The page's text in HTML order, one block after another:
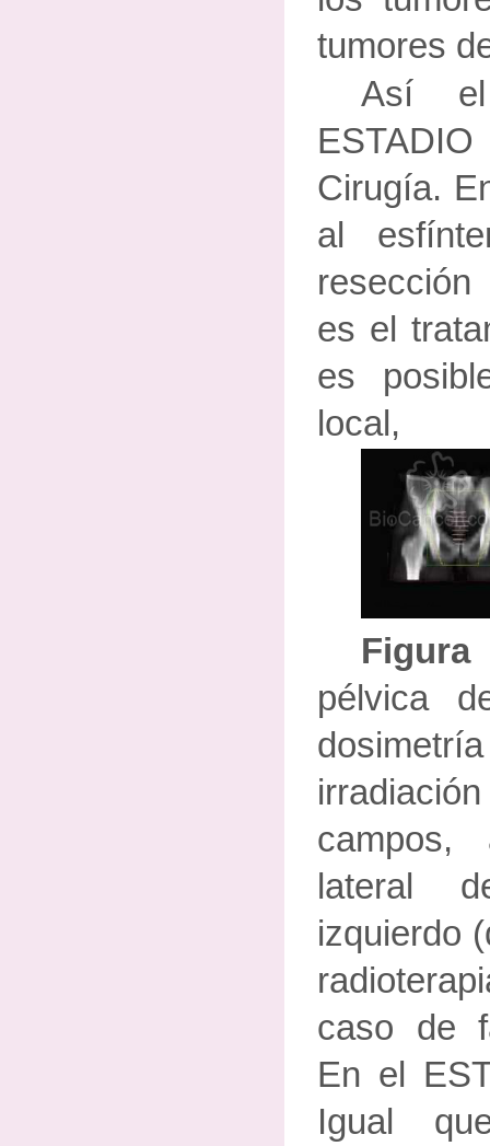
tumores
Así el
Cirugía.
al
resección
es el
es
local,
pélvica
campos,
lateral
izquierdo
caso de
En el
Igual